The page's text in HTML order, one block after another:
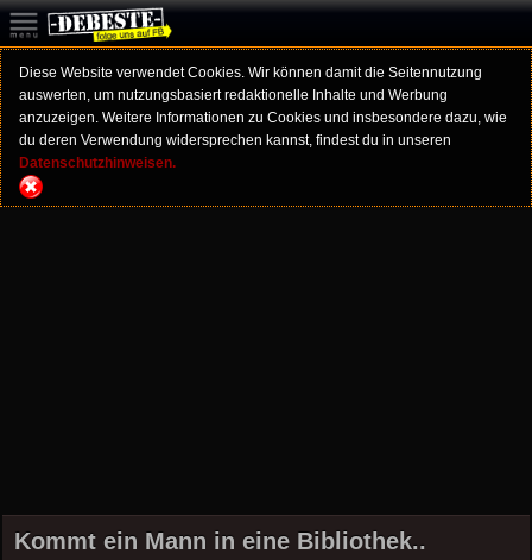
Diese Website verwendet Cookies. Wir können damit die Seitennutzung
auswerten, um nutzungsbasiert redaktionelle Inhalte und Werbung
anzuzeigen. Weitere Informationen zu Cookies und insbesondere dazu, wie
du deren Verwendung widersprechen kannst, findest du in unseren
Datenschutzhinweisen.
Kommt ein Mann in eine Bibliothek..